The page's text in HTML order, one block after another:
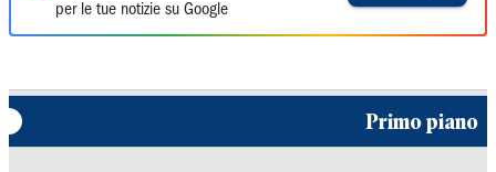
per le tue notizie su Google
Primo piano